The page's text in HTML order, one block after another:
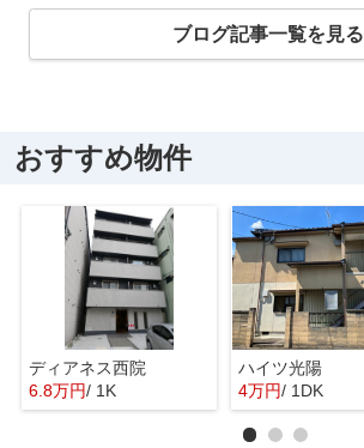
ブログ記事一覧を見る
おすすめ物件
ディアネス西院
6.8万円/ 1K
ハイツ光陽
4万円/ 1DK